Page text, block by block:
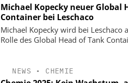
Michael Kopecky neuer Global
Container bei Leschaco
Michael Kopecky wird bei Leschaco
Rolle des Global Head of Tank
NEWS • CHEMIE